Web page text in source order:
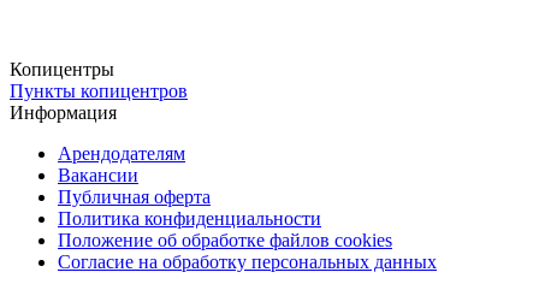
Копицентры
Пункты копицентров
Информация
Арендодателям
Вакансии
Публичная оферта
Политика конфиденциальности
Положение об обработке файлов cookies
Согласие на обработку персональных данных